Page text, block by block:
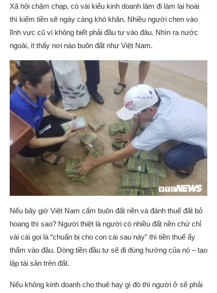
Xã hội chậm chạp, có vài kiểu kinh doanh làm đi làm lại hoài
thì kiếm tiền sẽ ngày càng khó khăn. Nhiều người chen vào
lĩnh vực cũ vì không biết phải đầu tư vào đâu. Nhìn ra nước
ngoài, ít thấy nơi nào buôn đất như Việt Nam.
Nếu bây giờ Việt Nam cấm buôn đất nền và đánh thuế đất bỏ
hoang thì sao? Người thiệt là người có nhiều đất nền chứ chỉ
vài cái gọi là “chuẩn bị cho con cái sau này” thì tiền thuế ấy
thấm vào đâu. Dòng tiền đầu tư sẽ đi đúng hướng của nó – tạo
lập tài sản trên đất.
Nếu không kinh doanh cho thuê hay gì đó thì người ở sẽ phải